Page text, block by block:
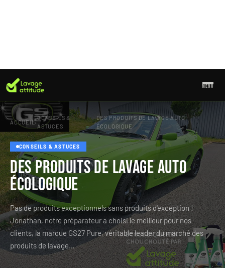
au
contenu
MENU
ACCUEIL›
CONSEILS &
ASTUCES
›
DES PRODUITS DE LAVAGE AUTO
ÉCOLOGIQUE
CONSEILS & ASTUCES
Des produits de lavage auto
écologique
Pas de produits exceptionnels sans produits d'exception !
Jonathan, notre préparateur a choisi le meilleur pour nos
clients, la marque GS27 Pure, véritable leader du marché des
produits de lavage…